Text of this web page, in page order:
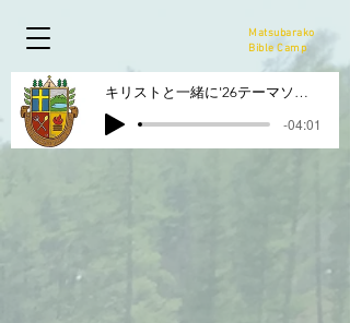
キリストと一緒に'26テーマソング
-04:01
Matsubarako
Bible Camp